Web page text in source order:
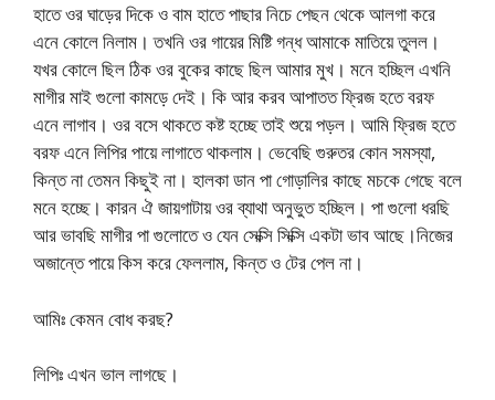
হাতে ওর ঘাড়ের দিকে ও বাম হাতে পাছার নিচে পেছন থেকে আলগা করে
এনে কোলে নিলাম। তখনি ওর গায়ের মিষ্টি গন্ধ আমাকে মাতিয়ে তুলল।
যখর কোলে ছিল ঠিক ওর বুকের কাছে ছিল আমার মুখ। মনে হচ্ছিল এখনি
মাগীর মাই গুলো কামড়ে দেই। কি আর করব আপাতত ফ্রিজ হতে বরফ
এনে লাগাব। ওর বসে থাকতে কষ্ট হচ্ছে তাই শুয়ে পড়ল। আমি ফ্রিজ হতে
বরফ এনে লিপির পায়ে লাগাতে থাকলাম। ভেবেছি গুরুতর কোন সমস্যা,
কিন্ত না তেমন কিছুই না। হালকা ডান পা গোড়ালির কাছে মচকে গেছে বলে
মনে হচ্ছে। কারন ঐ জায়গাটায় ওর ব্যাথা অনুভুত হচ্ছিল। পা গুলো ধরছি
আর ভাবছি মাগীর পা গুলোতে ও যেন সেক্সি সিক্সি একটা ভাব আছে।নিজের
অজান্তে পায়ে কিস করে ফেললাম, কিন্ত ও টের পেল না।
আমিঃ কেমন বোধ করছ?
লিপিঃ এখন ভাল লাগছে।